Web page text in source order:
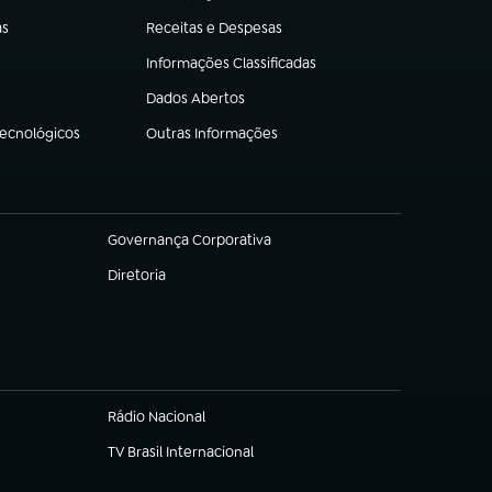
Receitas e Despesas
(abre em nova aba)
Informações Classificadas
(abre em nova aba)
Dados Abertos
(abre em nova aba)
Outras Informações
(abre em nova aba)
Governança Corporativa
(abre em nova aba)
Diretoria
(abre em nova aba)
Rádio Nacional
TV Brasil Internacional
(abre em nova aba)